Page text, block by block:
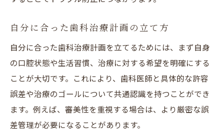
自分に合った歯科治療計画の立て方
自分に合った歯科治療計画を立てるためには、まず自身
の口腔状態や生活習慣、治療に対する希望を明確にする
ことが大切です。これにより、歯科医師と具体的な許容
誤差や治療のゴールについて共通認識を持つことができ
ます。例えば、審美性を重視する場合は、より厳密な誤
差管理が必要になることがあります。